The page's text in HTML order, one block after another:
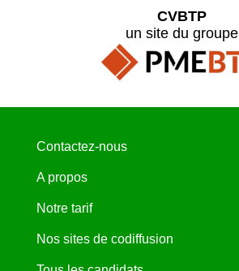
CVBTP
un site du groupe
Contactez-nous
A propos
Notre tarif
Nos sites de codiffusion